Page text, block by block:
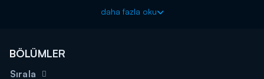
Merve Özbey ve Ümit Yaşar’ın konuk olduğu bu bölümde, her iki
anlara sahne oldu.
daha fazla oku
BÖLÜMLER
Sırala